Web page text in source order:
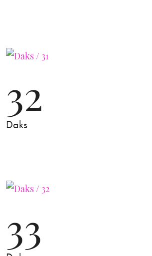
32
Daks
33